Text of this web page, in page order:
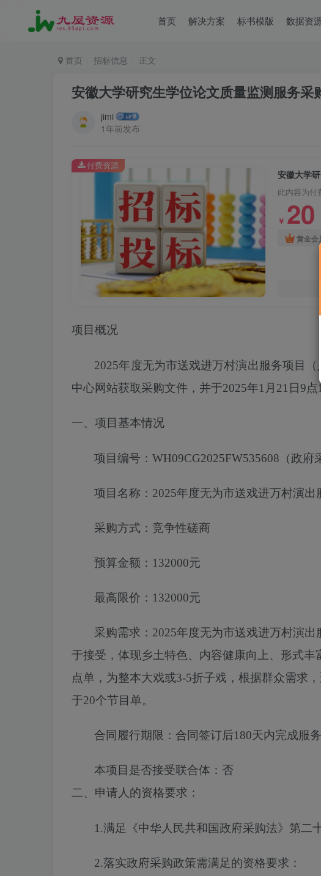
首页 解决方案 标书模版 数据资
首页 招标信息 正文
安徽大学研究生学位论文质量监测服务采
jimi
1年前发布
安徽大学
此内容为付
￥ 20
黄金会
付费资源
项目概况
2025年度无为市送戏进万村演出服务项目（
中心网站获取采购文件， 并于2025年1 月 21 日9点
一、项目基本情况
项目编号：WH09CG2025FW535608 （政府
项目名称： 2025年度无为市送戏进万村演出
采购方式：竞争性磋商
预算金额： 132000元
最高限价： 132000元
采购需求： 2025年度无为市送戏进万村演出
于接受，体现乡土特色、内容健康向上、形式
点单，为整本大戏或3-5折子戏，根据群众需求
于20个节目单。
合同履行期限：合同签订后180天内完成服务
本项目 是否接受联合体 ：否
二、申请人的资格要求 ：
1.满足《中华人民共和国政府采购法》第二
2.落实政府采购政策需满足的资格要求：